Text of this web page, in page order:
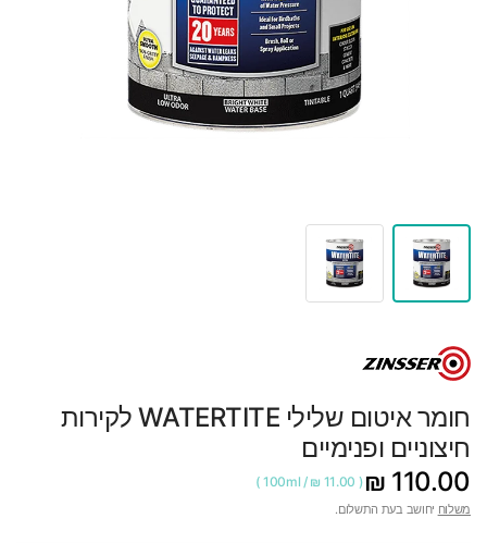
חומר איטום שלילי WATERTITE לקירות
חיצוניים ופנימיים
110.00 ₪
11.00 ₪
/
100ml
משלוח יחושב בעת התשלום.